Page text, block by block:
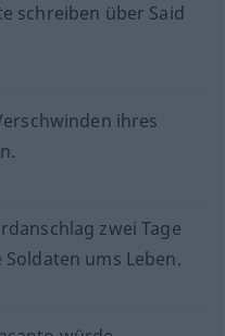
schreiben über Said
ihres
zwei Tage
ums Leben.